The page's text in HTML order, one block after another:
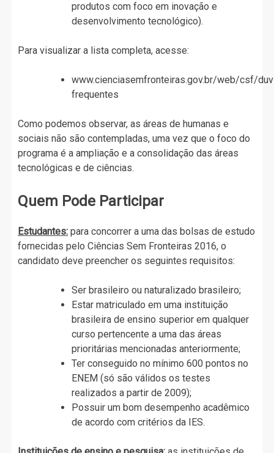
produtos com foco em inovação e
desenvolvimento tecnológico).
Para visualizar a lista completa, acesse:
www.cienciasemfronteiras.gov.br/web/csf/
frequentes
Como podemos observar, as áreas de humanas e
sociais não são contempladas, uma vez que o foco do
programa é a ampliação e a consolidação das áreas
tecnológicas e de ciências.
Quem Pode Participar
Estudantes:para concorrer a uma das bolsas de estudo
fornecidas pelo Ciências Sem Fronteiras 2016, o
candidato deve preencher os seguintes requisitos:
Ser brasileiro ou naturalizado brasileiro;
Estar matriculado em uma instituição
brasileira de ensino superior em qualquer
curso pertencente a uma das áreas
prioritárias mencionadas anteriormente;
Ter conseguido no mínimo 600 pontos no
ENEM (só são válidos os testes
realizados a partir de 2009);
Possuir um bom desempenho acadêmico
de acordo com critérios da IES.